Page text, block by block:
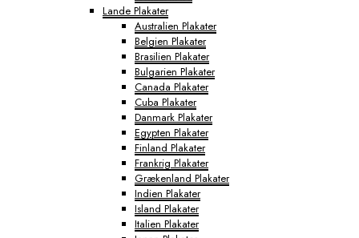
Lande Plakater
Australien Plakater
Belgien Plakater
Brasilien Plakater
Bulgarien Plakater
Canada Plakater
Cuba Plakater
Danmark Plakater
Egypten Plakater
Finland Plakater
Frankrig Plakater
Grækenland Plakater
Indien Plakater
Island Plakater
Italien Plakater